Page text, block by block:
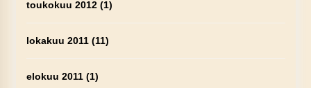
toukokuu 2012(1)
lokakuu 2011(11)
elokuu 2011(1)